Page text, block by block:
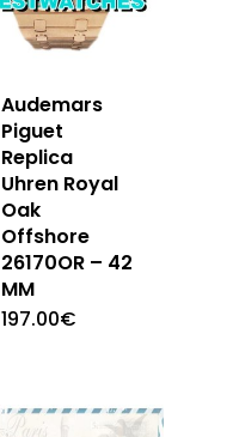
Audemars
Piguet
Replica
Uhren Royal
Oak
Offshore
26170OR – 42
MM
197.00€